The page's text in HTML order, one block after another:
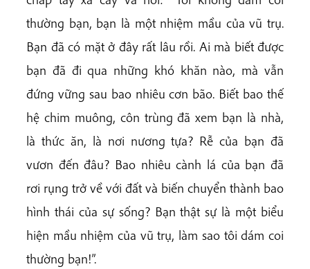
thường bạn, bạn là một nhiệm mầu của vũ trụ.
Bạn đã có mặt ở đây rất lâu rồi. Ai mà biết được
bạn đã đi qua những khó khăn nào, mà vẫn
đứng vững sau bao nhiêu cơn bão. Biết bao thế
hệ chim muông, côn trùng đã xem bạn là nhà,
là thức ăn, là nơi nương tựa? Rễ của bạn đã
vươn đến đâu? Bao nhiêu cành lá của bạn đã
rơi rụng trở về với đất và biến chuyển thành bao
hình thái của sự sống? Bạn thật sự là một biểu
hiện mầu nhiệm của vũ trụ, làm sao tôi dám coi
thường bạn!”.